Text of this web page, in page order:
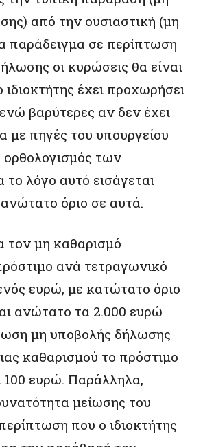
από την ουσιαστική (μη
παράδειγμα σε περίπτωση
οι κυρώσεις θα είναι
ιδιοκτήτης έχει προχωρήσει
βαρύτερες αν δεν έχει
με πηγές του υπουργείου
ορθολογισμός των
το λόγο αυτό εισάγεται
όριο σε αυτά.
τον μη καθαρισμό
ανά τετραγωνικό
ευρώ, με κατώτατο όριο
ανώτατο τα 2.000 ευρώ
μη υποβολής δήλωσης
καθαρισμού το πρόστιμο
100 ευρώ. Παράλληλα,
μείωσης του
που ο ιδιοκτήτης